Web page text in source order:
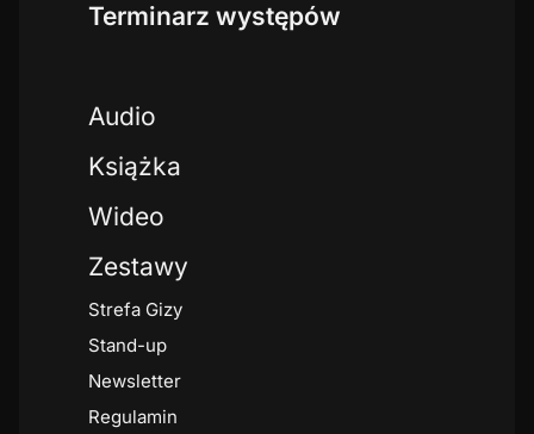
Terminarz występów
Audio
Książka
Wideo
Zestawy
Strefa Gizy
Stand-up
Newsletter
Regulamin